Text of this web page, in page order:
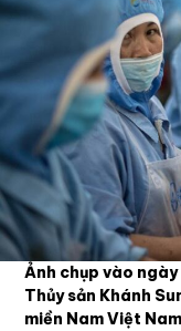
Ảnh chụp vào
Thủy sản Khánh
miền Nam Việt